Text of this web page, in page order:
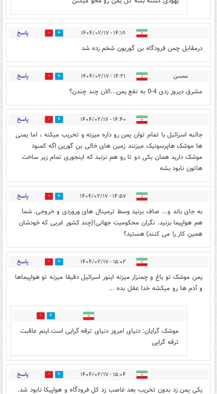
۱۴:۱۸ - ۱۴۰۴/۰۲/۱۷ 6 پاسخ
درمقابل چمن فرودگاه بن گوریون شخم زده شد
محسن ۱۴:۲۱ - ۱۴۰۴/۰۲/۱۷ 7 پاسخ
مشرق دیروز زدی 4-0 به نفع یمن...الان چند چندن؟
۱۴:۴۰ - ۱۴۰۴/۰۲/۱۷ 10 پاسخ
جالبه اسرائیل با تمام توان یمن رو داره میزنه و تخریب میکنه ، اما یمنی
ها موشک هاپرسونیک میزنند زمین های خالی بن گورین اگه کمبود
موشک دارید همان بکی دو تا رو هم نزنبد که اینجوری تمام زیر ساخت
هاتون نابود بشه
۱۴:۵۷ - ۱۴۰۴/۰۲/۱۷ 3 پاسخ
به جای باند و... صاف بزنید وسط ترمینال های وروردی و خروجی. شما
هم هواپیما بزنید. نگران محکومیت جهانی!(چند کشور غربی که خودشان
همین کار را می کنند) هستید؟
۱۵:۰۲ - ۱۴۰۴/۰۲/۱۷ 9 پاسخ
یمن موشک تو باغ و چمنزار میزنه اینور اسرائیل دقیقا میزنه تو هواپیماها
و آدم ها رو میکشه خدا عقل بده ...
2
موشک گرایان: دنیای امروز دنیای ترقه گرایی است.اینم عاقبت
ترقه گرایی
۱۵:۰۴ - ۱۴۰۴/۰۲/۱۷ 11 پاسخ
یکی یمن زد بدون تخریب بعد غاصب زد کل فرودگاه و هواپیکا نابود شد.